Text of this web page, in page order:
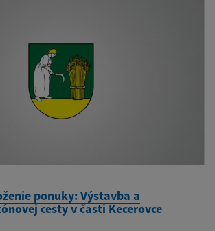
ponuky: Výstavba a
cesty v časti Kecerovce